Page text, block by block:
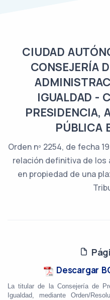
CIUDAD
CONSEJERÍA
IGUALDAD -
PRESIDENCIA,
PÚBLICA
Orden nº 2254, de fecha
relación definitiva de los
en propiedad de una
Descargar
La titular de la Consejería de
Igualdad, mediante Orden/